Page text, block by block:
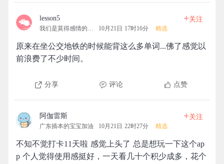
lesson5
我们是莫得感情的机器 10月21日 17时16分 精选
+关注
原来在坐公交地铁的时候能背这么多单词...佛了感觉以
前浪费了不少时间。
分享 评论 点赞
阿伽雷斯
广东插本的宝宝加油 10月21日 22时27分 精选
+关注
不知不觉打卡11天啦 感觉上头了 总是想玩一下这个ap
p 个人觉得使用感挺好，一天看几十个积少成多，花个